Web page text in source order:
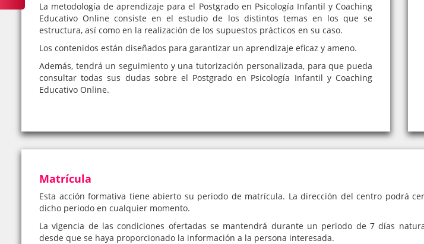
La metodología de aprendizaje para el Postgrado en Psicología Infantil y Coaching
Educativo Online consiste en el estudio de los distintos temas en los que se
estructura, así como en la realización de los supuestos prácticos en su caso.
Los contenidos están diseñados para garantizar un aprendizaje eficaz y ameno.
Además, tendrá un seguimiento y una tutorización personalizada, para que pueda
consultar todas sus dudas sobre el Postgrado en Psicología Infantil y Coaching
Educativo Online.
Matrícula
Esta acción formativa tiene abierto su periodo de matrícula. La dirección del centro podrá
dicho periodo en cualquier momento.
La vigencia de las condiciones ofertadas se mantendrá durante un periodo de 7 días
desde que se haya proporcionado la información a la persona interesada.